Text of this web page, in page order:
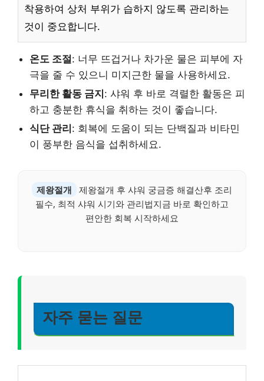
착용하여 상처 부위가 습하지 않도록 관리하는
것이 중요합니다.
온도 조절: 너무 뜨겁거나 차가운 물은 피부에 자
극을 줄 수 있으니 미지근한 물을 사용하세요.
무리한 활동 금지: 샤워 후 바로 격렬한 활동은 피
하고 충분한 휴식을 취하는 것이 좋습니다.
식단 관리: 회복에 도움이 되는 단백질과 비타민
이 풍부한 음식을 섭취하세요.
제왕절개
제왕절개 후 샤워 궁금증 해결산후 조리
필수, 최적 샤워 시기와 관리법지금 바로 확인하고
편안한 회복 시작하세요
자주 묻는 질문